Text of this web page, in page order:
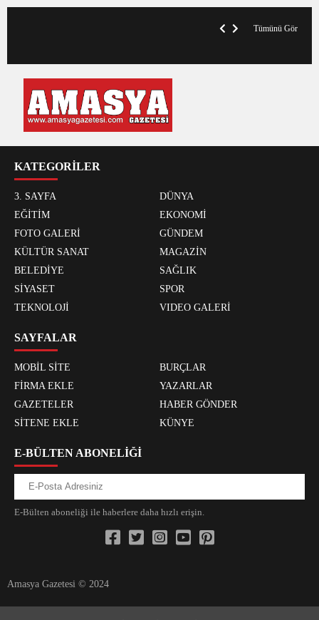
Tümünü Gör
KATEGORİLER
3. SAYFA
DÜNYA
EĞİTİM
EKONOMİ
FOTO GALERİ
GÜNDEM
KÜLTÜR SANAT
MAGAZİN
BELEDİYE
SAĞLIK
SİYASET
SPOR
TEKNOLOJİ
VIDEO GALERİ
SAYFALAR
MOBİL SİTE
BURÇLAR
FİRMA EKLE
YAZARLAR
GAZETELER
HABER GÖNDER
SİTENE EKLE
KÜNYE
E-BÜLTEN ABONELİĞİ
E-Bülten aboneliği ile haberlere daha hızlı erişin.
Amasya Gazetesi © 2024